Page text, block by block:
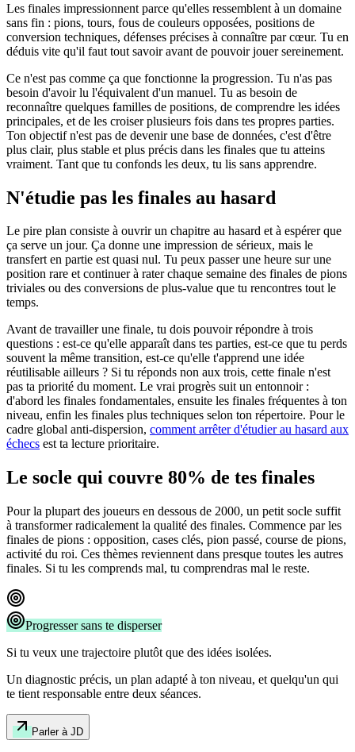
Les finales impressionnent parce qu'elles ressemblent à un domaine
sans fin : pions, tours, fous de couleurs opposées, positions de
conversion techniques, défenses précises à connaître par cœur. Tu en
déduis vite qu'il faut tout savoir avant de pouvoir jouer sereinement.
Ce n'est pas comme ça que fonctionne la progression. Tu n'as pas
besoin d'avoir lu l'équivalent d'un manuel. Tu as besoin de
reconnaître quelques familles de positions, de comprendre les idées
principales, et de les croiser plusieurs fois dans tes propres parties.
Ton objectif n'est pas de devenir une base de données, c'est d'être
plus clair, plus stable et plus précis dans les finales que tu atteins
vraiment. Tant que tu confonds les deux, tu lis sans apprendre.
N'étudie pas les finales au hasard
Le pire plan consiste à ouvrir un chapitre au hasard et à espérer que
ça serve un jour. Ça donne une impression de sérieux, mais le
transfert en partie est quasi nul. Tu peux passer une heure sur une
position rare et continuer à rater chaque semaine des finales de pions
triviales ou des conversions de plus-value que tu rencontres tout le
temps.
Avant de travailler une finale, tu dois pouvoir répondre à trois
questions : est-ce qu'elle apparaît dans tes parties, est-ce que tu perds
souvent la même transition, est-ce qu'elle t'apprend une idée
réutilisable ailleurs ? Si tu réponds non aux trois, cette finale n'est
pas ta priorité du moment. Le vrai progrès suit un entonnoir :
d'abord les finales fondamentales, ensuite les finales fréquentes à ton
niveau, enfin les finales plus techniques selon ton répertoire. Pour le
cadre global anti-dispersion, comment arrêter d'étudier au hasard aux
échecs est ta lecture prioritaire.
Le socle qui couvre 80% de tes finales
Pour la plupart des joueurs en dessous de 2000, un petit socle suffit
à transformer radicalement la qualité des finales. Commence par les
finales de pions : opposition, cases clés, pion passé, course de pions,
activité du roi. Ces thèmes reviennent dans presque toutes les autres
finales. Si tu les comprends mal, tu comprendras mal le reste.
Progresser sans te disperser
Si tu veux une trajectoire plutôt que des idées isolées.
Un diagnostic précis, un plan adapté à ton niveau, et quelqu'un qui
te tient responsable entre deux séances.
Parler à JD